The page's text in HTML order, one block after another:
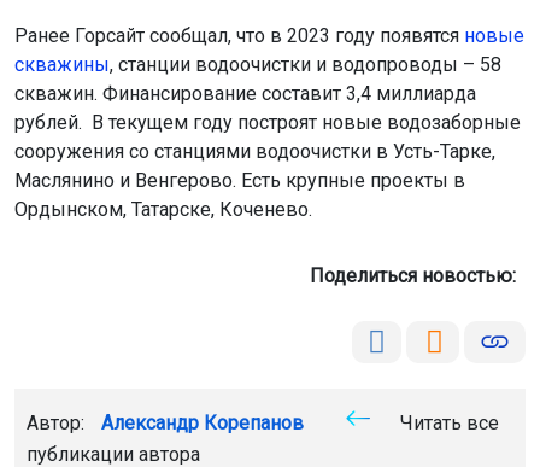
Ранее Горсайт сообщал, что в 2023 году появятся новые
скважины, станции водоочистки и водопроводы – 58
скважин. Финансирование составит 3,4 миллиарда
рублей. В текущем году построят новые водозаборные
сооружения со станциями водоочистки в Усть-Тарке,
Маслянино и Венгерово. Есть крупные проекты в
Ордынском, Татарске, Коченево.
Поделиться новостью:
Автор: Александр Корепанов
Читать все
публикации автора